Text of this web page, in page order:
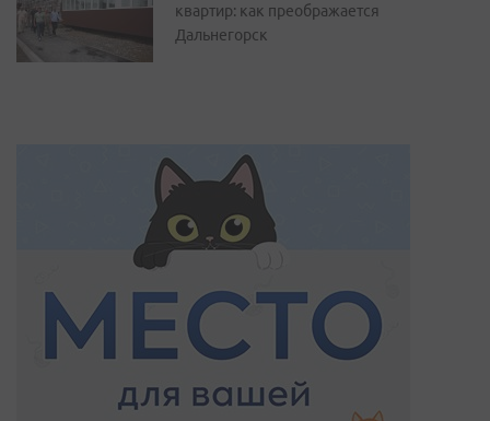
квартир: как преображается
Дальнегорск